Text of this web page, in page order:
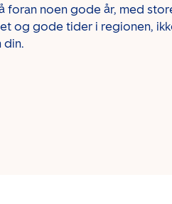
foran noen gode år, med
og gode tider i regionen,
din.